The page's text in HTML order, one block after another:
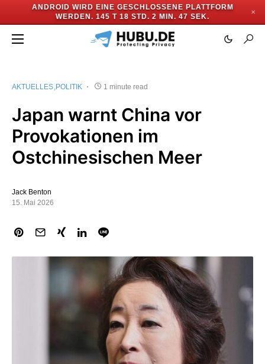
ANDROID WIRD EINE GESCHLOSSENE PLATTFORM
WERDEN. 145 T 18 STD. 2 MIN. 46 SEK.
✕
AKTUELLES POLITIK 1 minute read
Japan warnt China vor
Provokationen im
Ostchinesischen Meer
Jack Benton
15. Mai 2026